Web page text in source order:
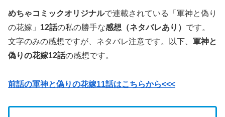
めちゃコミックオリジナルで連載されている「軍神と偽り
の花嫁」 12話の私の勝手な感想（ネタバレあり） です。
文字のみの感想ですが、ネタバレ注意です。
以下、 軍神と
偽りの花嫁12話の感想です。
前話の軍神と偽りの花嫁11話はこちらから<<<